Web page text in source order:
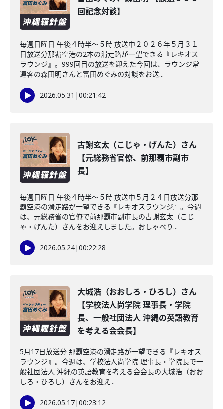
回記念対談】
毎週日曜日 午後４時半～５時 放送中２０２６年５月３１
日放送分那覇空港の2本の滑走路が一望できる『レキオス
ラウンジ』。999回目の放送を迎えた今回は、ラウンジ常
連客の森田明さんと富田めぐみの対談をお送...
2026.05.31 |00:21:42
古謝玄太（こじゃ・げんた）さん
【元総務省官僚、前那覇市副市
長】
毎週日曜日 午後４時半～５時 放送中５月２４日放送分那
覇空港の滑走路が一望できる『レキオスラウンジ』。今週
は、元総務省の官僚で前那覇市副市長の古謝玄太（こじ
ゃ・げんた）さんをお迎えしました。おしゃべり...
2026.05.24|00:22:28
大城浩（おおしろ・ひろし）さん
【学校法人尚学院 理事長・学院
長、一般社団法人 沖縄の英語教育
を考える会会長】
5月17日放送分 那覇空港の滑走路が一望できる『レキオス
ラウンジ』。今週は、学校法人尚学院 理事長・学院長で一
般社団法人 沖縄の英語教育を考える会会長の大城浩（おお
しろ・ひろし）さんをお迎え...
2026.05.17|00:23:12